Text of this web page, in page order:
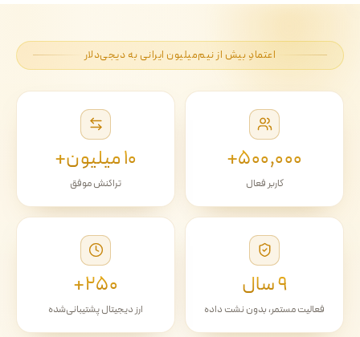
اعتمادِ بیش از نیم‌میلیون ایرانی به دیجی‌دلار
۵۰۰٬۰۰۰+
کاربر فعال
۱۰ میلیون+
تراکنش موفق
۹ سال
فعالیت مستمر، بدون نشت داده
۲۵۰+
ارز دیجیتال پشتیبانی‌شده